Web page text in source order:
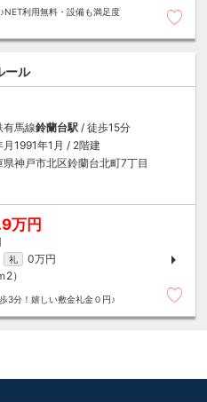
利用無料・設備も満足度
ール
有馬線鈴蘭台駅 / 徒歩15分
月1991年1月 / 2階建
県神戸市北区鈴蘭台北町7丁目
万円
礼
0万円
2）
3分！嬉しい敷金礼金０円♪